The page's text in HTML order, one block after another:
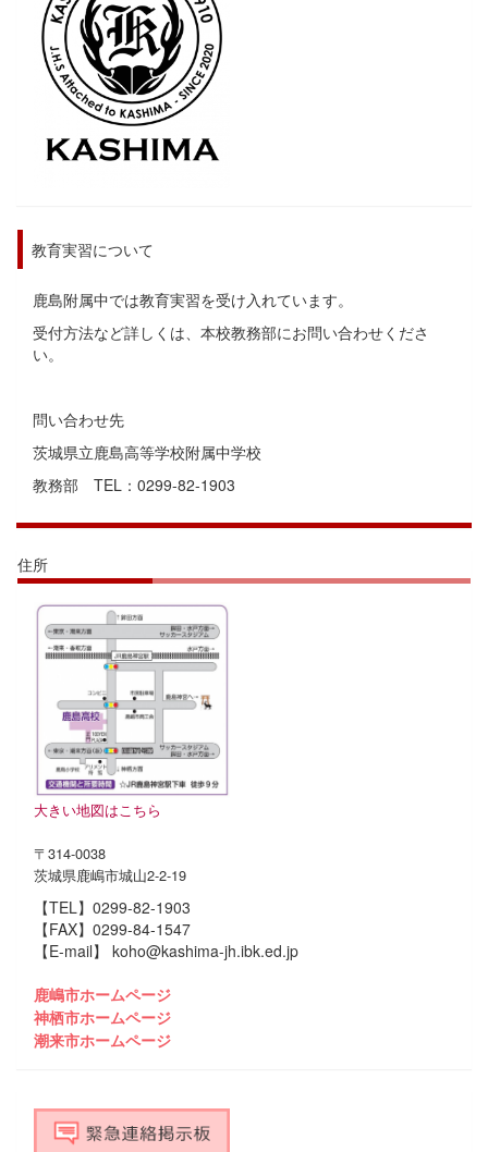
教育実習について
鹿島附属中では教育実習を受け入れています。
受付方法など詳しくは、本校教務部にお問い合わせくださ
い。
問い合わせ先
茨城県立鹿島高等学校附属中学校
教務部 TEL：0299-82-1903
住所
大きい地図はこちら
〒314-0038
茨城県鹿嶋市城山2-2-19
【TEL】0299-82-1903
【FAX】0299-84-1547
【E-mail】 koho@kashima-jh.ibk.ed.jp
鹿嶋市ホームページ
神栖市ホームページ
潮来市ホームページ